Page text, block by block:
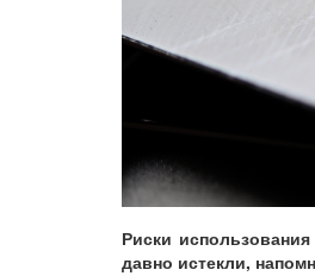
Риски
давно истекли,